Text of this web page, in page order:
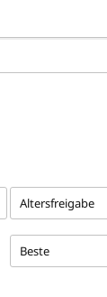
Altersfreigabe
Beste